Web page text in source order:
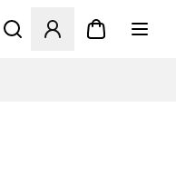
Opent een venster om in